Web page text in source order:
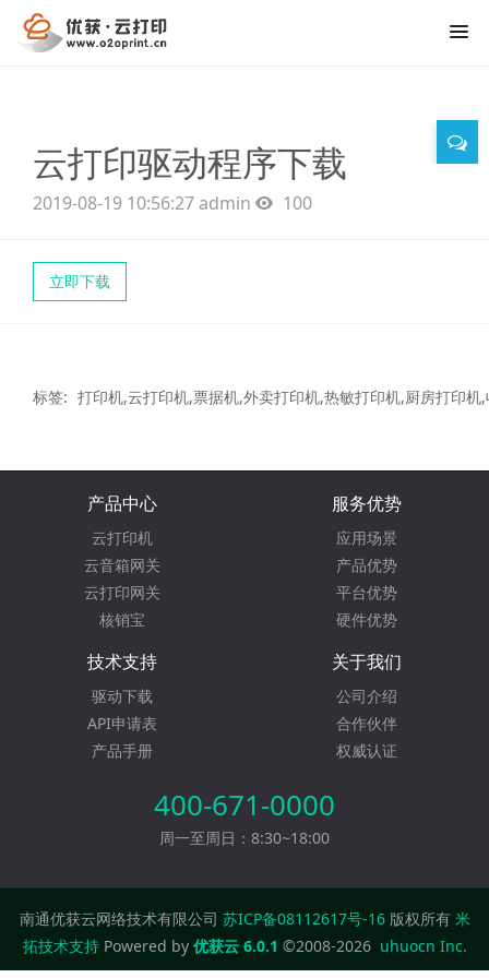
云打印驱动程序下载
2019-08-19 10:56:27 admin 100
立即下载
标签: 打印机,云打印机,票据机,外卖打印机,热敏打印机,厨房打印
产品中心
云打印机
云音箱网关
云打印网关
核销宝
服务优势
应用场景
产品优势
平台优势
硬件优势
技术支持
驱动下载
API申请表
产品手册
关于我们
公司介绍
合作伙伴
权威认证
400-671-0000
周一至周日：8:30~18:00
南通优获云网络技术有限公司 苏ICP备08112617号-16版权所有 米
拓技术支持Powered by 优获云 6.0.1 ©2008-2026 uhuocn Inc.